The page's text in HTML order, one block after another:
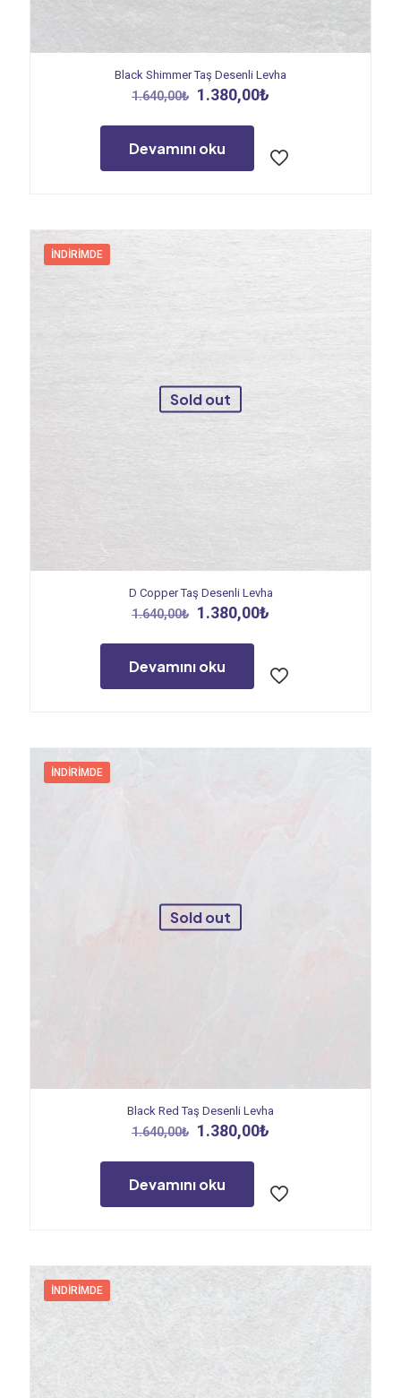
Black Shimmer Taş Desenli Levha
1.640,00₺ Orijinal
1.640,00₺.
1.380,00₺
Devamını oku
İNDIRIMDE
Sold out
D Copper Taş Desenli Levha
1.640,00₺ Orijinal
1.640,00₺.
1.380,00₺
Devamını oku
İNDIRIMDE
Sold out
Black Red Taş Desenli Levha
1.640,00₺ Orijinal
1.640,00₺.
1.380,00₺
Devamını oku
İNDIRIMDE